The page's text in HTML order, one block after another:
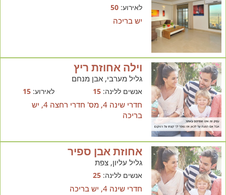
לאירוע:50
יש בריכה
וילה אחוזת ריץ
גליל מערבי, אבן מנחם
אנשים ללינה:15 לאירוע:15
חדרי שינה 4, מס' חדרי רחצה 4, יש
בריכה
אחוזת אבן ספיר
גליל עליון, צפת
אנשים ללינה:25
חדרי שינה 4, יש בריכה